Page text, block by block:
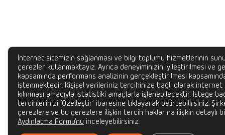
İnternet sitemizin sağlanması ve bilgi toplumu hizmetlerinin
çerezler kullanmaktayız. Ayrıca deneyiminizin iyileştirilmesi ve
kapsamında performans analizinin gerçekleştirilmesi
istenmektedir. Kişisel verileriniz tercihinize bağlı olarak internet
kılınması amacıyla istatistiki amaçlarla işlenebilecektir. İsteğe
tercihlerinizi ‘Özelleştir’ ibaresine tıklayarak belirtebilirsiniz.
çerezlere ve bu çerezlere ilişkin tercih haklarına ilişkin detaylı
Aydınlatma Formu'nu inceleyebilirsiniz.